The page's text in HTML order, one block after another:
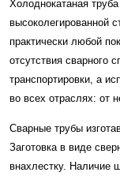
Холоднокатаная
высоколегированной
практически любой
отсутствия сварного
транспортировки, а
во всех отраслях: от
Сварные трубы
Заготовка в виде
внахлестку. Наличие